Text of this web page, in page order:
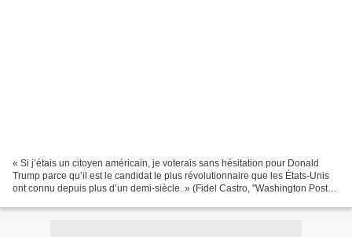
« Si j’étais un citoyen américain, je voterais sans hésitation pour Donald
Trump parce qu’il est le candidat le plus révolutionnaire que les États-Unis
ont connu depuis plus d’un demi-siècle. » (Fidel Castro, "Washington Post"